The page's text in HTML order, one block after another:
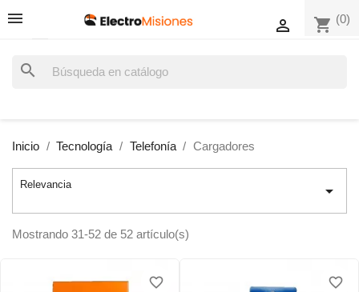
shopping_cart (0)

search
Inicio Tecnología Telefonía Cargadores
Relevancia 
Mostrando 31-52 de 52 artículo(s)
favorite_border
favorite_border
favorite_border favorite_border
favorite_border
favorite_border